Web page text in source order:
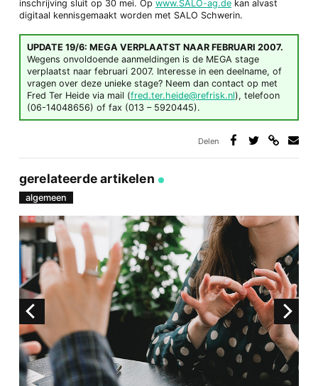
inschrijving sluit op 30 mei. Op www.SALO-ag.dekan alvast
digitaal kennisgemaakt worden met SALO Schwerin.
UPDATE 19/6: MEGA VERPLAATST NAAR FEBRUARI 2007.
Wegens onvoldoende aanmeldingen is de MEGA stage
verplaatst naar februari 2007. Interesse in een deelname, of
vragen over deze unieke stage? Neem dan contact op met
Fred Ter Heide via mail (fred.ter.heide@refrisk.nl), telefoon
(06-14048656) of fax (013 – 5920445).
Delen
gerelateerde artikelen
algemeen